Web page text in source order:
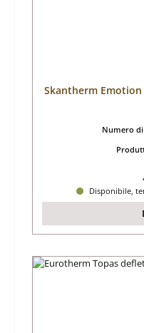
Skantherm
Numero
Disponibile,